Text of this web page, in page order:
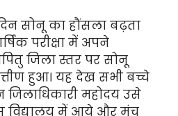
सोनू का हौंसला बढ़ता
परीक्षा में अपने
जिला स्तर पर सोनू
हुआ। यह देख सभी बच्चे
महोदय उसे
में आये और मंच